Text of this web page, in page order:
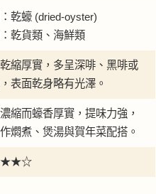
乾蠔 (dried-oyster)
乾貨類、海鮮類
縮厚實，多呈深啡、黑啡或
表面乾身略有光澤。
縮而蠔香厚實，提味力強，
燜煮、煲湯與賀年菜配搭。